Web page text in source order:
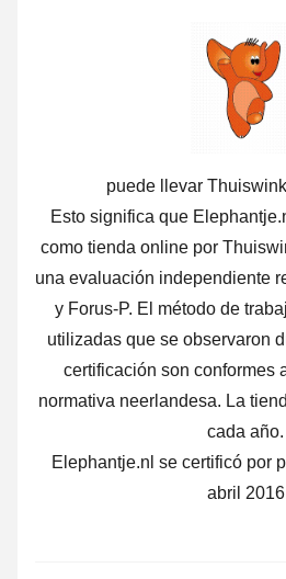
puede llevar
Esto significa que
como tienda online por
una evaluación independiente
y Forus-P. El método de
utilizadas que se observaron
certificación son conformes
normativa neerlandesa. La
cada año.
Elephantje.nl se certificó por
abril 2016